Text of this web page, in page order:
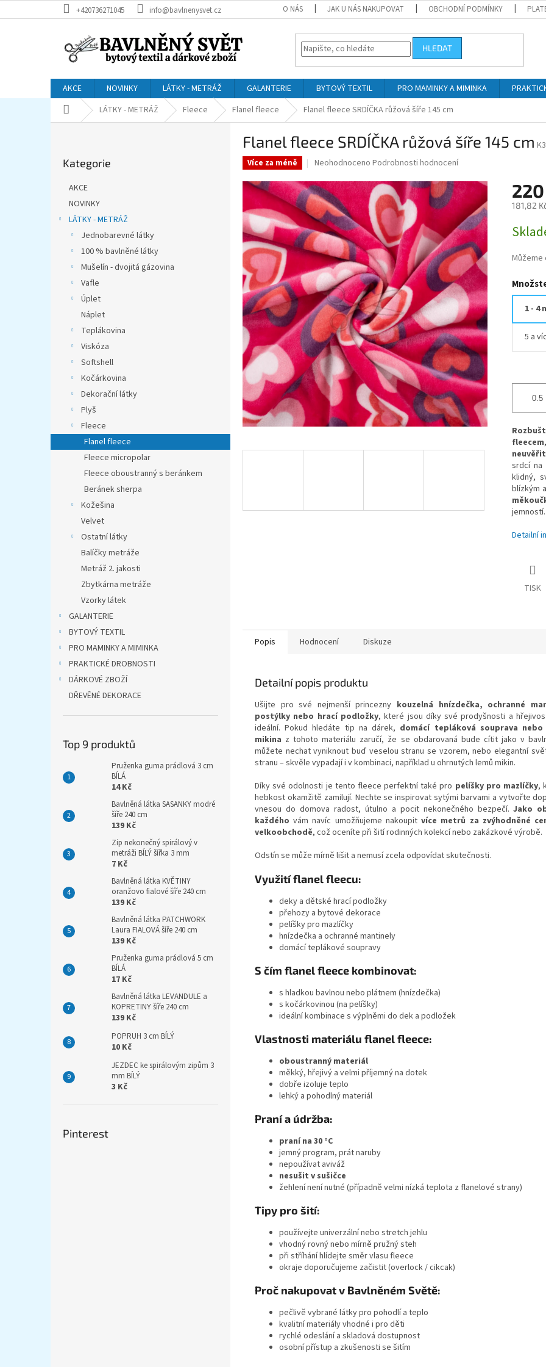
na
+420736271045 info@bavlnenysvet.cz O NÁS JAK U NÁS NAKUPOVAT OBCHODNÍ PODMÍNKY
HLEDAT
AKCE NOVINKY LÁTKY - METRÁŽ GALANTERIE BYTOVÝ TEXTIL PRO MAMINKY A MIMINKA
Domů LÁTKY - METRÁŽ Fleece Flanel fleece Flanel fleece SRDÍČKA růžová šíře 145 cm
kategorie
Kategorie
AKCE
NOVINKY
LÁTKY - METRÁŽ
Jednobarevné látky
100 % bavlněné látky
Mušelín - dvojitá gázovina
Vafle
Úplet
Náplet
Teplákovina
Viskóza
Softshell
Kočárkovina
Dekorační látky
Plyš
Fleece
Flanel fleece
Fleece micropolar
Fleece oboustranný s beránkem
Beránek sherpa
Kožešina
Velvet
Ostatní látky
Balíčky metráže
Metráž 2. jakosti
Zbytkárna metráže
Vzorky látek
GALANTERIE
BYTOVÝ TEXTIL
PRO MAMINKY A MIMINKA
PRAKTICKÉ DROBNOSTI
DÁRKOVÉ ZBOŽÍ
DŘEVĚNÉ DEKORACE
Top 9 produktů
Pruženka guma prádlová 3 cm
BÍLÁ
14 Kč
Bavlněná látka SASANKY modré
šíře 240 cm
139 Kč
Zip nekonečný spirálový v
metráži BÍLÝ šířka 3 mm
7 Kč
Bavlněná látka KVĚTINY
oranžovo fialové šíře 240 cm
139 Kč
Bavlněná látka PATCHWORK
Laura FIALOVÁ šíře 240 cm
139 Kč
Pruženka guma prádlová 5 cm
BÍLÁ
17 Kč
Bavlněná látka LEVANDULE a
KOPRETINY šíře 240 cm
139 Kč
POPRUH 3 cm BÍLÝ
10 Kč
JEZDEC ke spirálovým zipům 3
mm BÍLÝ
3 Kč
Pinterest
Flanel fleece SRDÍČKA růžová šíře 145 cm
Více za méně
Průměrné
produktu
je
0,0
z
5
hvězdiček.
Neohodnoceno Podrobnosti hodnocení
181,82
cena:
Můžeme
1 - 4
5 a
fleecem
srdcí na
klidný,
blízkým
jemností.
Detailní
TISK
Popis Hodnocení Diskuze
Detailní popis produktu
Ušijte pro své nejmenší princezny kouzelná hnízdečka, ochranné
postýlky nebo hrací podložky, které jsou díky své prodyšnosti a
ideální. Pokud hledáte tip na dárek, domácí tepláková souprava nebo
mikina z tohoto materiálu zaručí, že se obdarovaná bude cítit jako v
můžete nechat vyniknout buď veselou stranu se vzorem, nebo elegantní
stranu – skvěle vypadají i v kombinaci, například u ohrnutých lemů mikin.
Díky své odolnosti je tento fleece perfektní také pro pelíšky pro mazlíčky,
hebkost okamžitě zamilují. Nechte se inspirovat sytými barvami a vytvořte
vnesou do domova radost, útulno a pocit nekonečného bezpečí.Jako
každého vám navíc umožňujeme nakoupit více metrů za zvýhodněné
velkoobchodě, což oceníte při šití rodinných kolekcí nebo zakázkové výrobě.
Odstín se může mírně lišit a nemusí zcela odpovídat skutečnosti.
Využití flanel fleecu:
deky a dětské hrací podložky
přehozy a bytové dekorace
pelíšky pro mazlíčky
hnízdečka a ochranné mantinely
domácí teplákové soupravy
S čím flanel fleece kombinovat:
s hladkou bavlnou nebo plátnem (hnízdečka)
s kočárkovinou (na pelíšky)
ideální kombinace s výplněmi do dek a podložek
Vlastnosti materiálu flanel fleece:
oboustranný materiál
měkký, hřejivý a velmi příjemný na dotek
dobře izoluje teplo
lehký a pohodlný materiál
Praní a údržba:
praní na 30 °C
jemný program, prát naruby
nepoužívat aviváž
nesušit v sušičce
žehlení není nutné (případně velmi nízká teplota z flanelové strany)
Tipy pro šití:
používejte univerzální nebo stretch jehlu
vhodný rovný nebo mírně pružný steh
při stříhání hlídejte směr vlasu fleece
okraje doporučujeme začistit (overlock / cikcak)
Proč nakupovat v Bavlněném Světě:
pečlivě vybrané látky pro pohodlí a teplo
kvalitní materiály vhodné i pro děti
rychlé odeslání a skladová dostupnost
osobní přístup a zkušenosti se šitím